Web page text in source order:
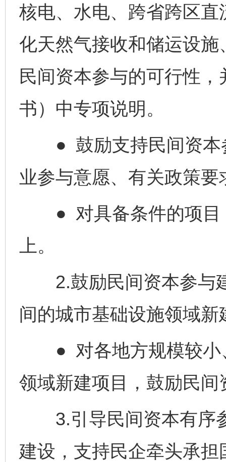
核电、水电、跨省跨区
化天然气接收和储运设
民间资本参与的可行性
书）中专项说明。
● 鼓励支持民间资本
业参与意愿、有关政策
● 对具备条件的项目
上。
2.鼓励民间资本参与
间的城市基础设施领域新
● 对各地方规模较小
领域新建项目，鼓励民
3.引导民间资本有序
建设，支持民企牵头承